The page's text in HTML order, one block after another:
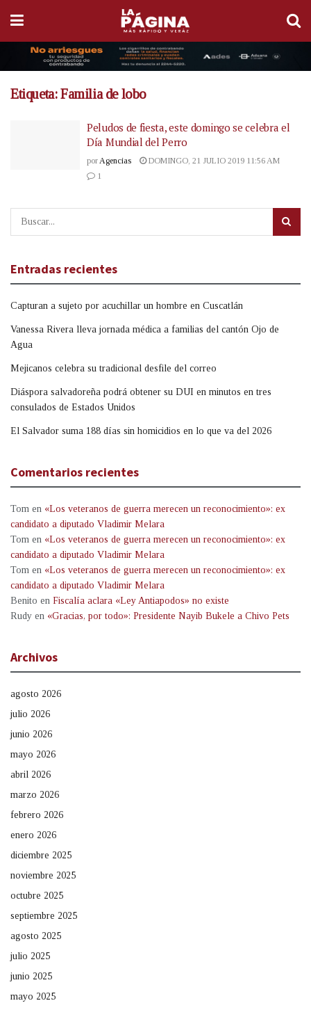
Etiqueta:Familia de lobo
Peludos de fiesta, este domingo se celebra el
Día Mundial del Perro
por Agencias
DOMINGO, 21 JULIO 2019 11:56 AM
1
Entradas recientes
Capturan a sujeto por acuchillar un hombre en Cuscatlán
Vanessa Rivera lleva jornada médica a familias del cantón Ojo de
Agua
Mejicanos celebra su tradicional desfile del correo
Diáspora salvadoreña podrá obtener su DUI en minutos en tres
consulados de Estados Unidos
El Salvador suma 188 días sin homicidios en lo que va del 2026
Comentarios recientes
Tom en «Los veteranos de guerra merecen un reconocimiento»: ex
candidato a diputado Vladimir Melara
Tom en «Los veteranos de guerra merecen un reconocimiento»: ex
candidato a diputado Vladimir Melara
Tom en «Los veteranos de guerra merecen un reconocimiento»: ex
candidato a diputado Vladimir Melara
Benito en Fiscalía aclara «Ley Antiapodos» no existe
Rudy en «Gracias, por todo»: Presidente Nayib Bukele a Chivo Pets
Archivos
agosto 2026
julio 2026
junio 2026
mayo 2026
abril 2026
marzo 2026
febrero 2026
enero 2026
diciembre 2025
noviembre 2025
octubre 2025
septiembre 2025
agosto 2025
julio 2025
junio 2025
mayo 2025